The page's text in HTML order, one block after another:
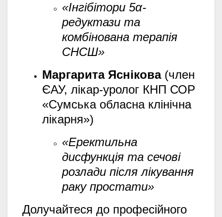
«Інгібітори 5α-
редуктази та
комбінована терапія
СНСШ»
Маргарита Яснікова(член
ЄАУ, лікар-уролог КНП СОР
«Сумська обласна клінічна
лікарня»)
«Еректильна
дисфункція та сечові
розлади після лікування
раку простати»
Долучайтеся до професійного